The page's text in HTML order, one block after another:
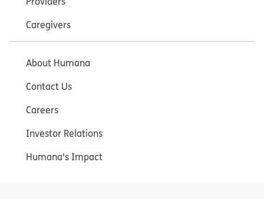
Caregivers
About Humana
Contact Us
Careers
Investor Relations
Humana's Impact